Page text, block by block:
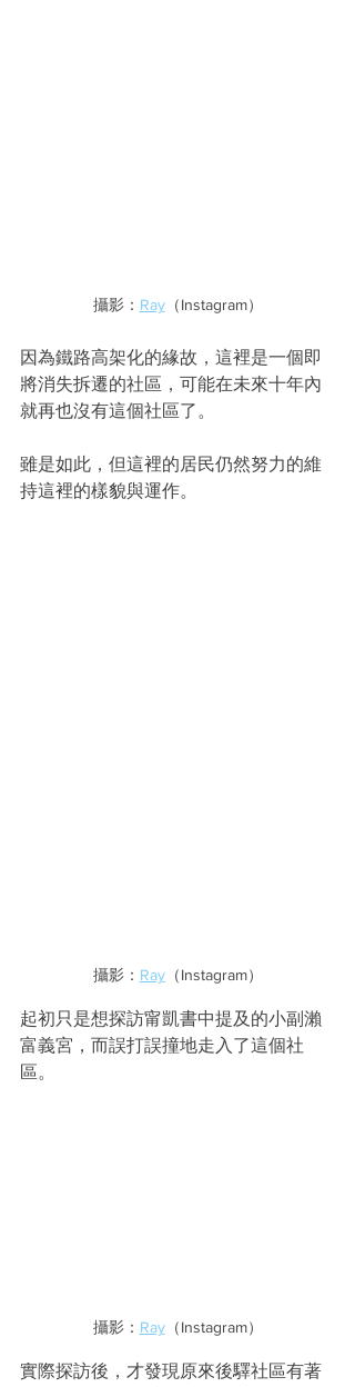
攝影： Ray（Instagram）
因為鐵路高架化的緣故，這裡是一個即
將消失拆遷的社區，可能在未來十年內
就再也沒有這個社區了。
雖是如此，但這裡的居民仍然努力的維
持這裡的樣貌與運作。
攝影： Ray（Instagram）
起初只是想探訪甯凱書中提及的小副瀨
富義宮，而誤打誤撞地走入了這個社
區。
攝影： Ray（Instagram）
實際探訪後，才發現原來後驛社區有著